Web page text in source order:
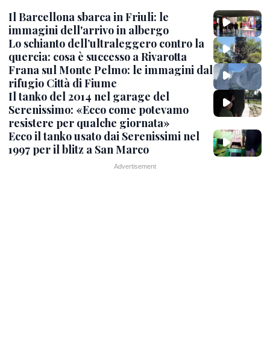
Il Barcellona sbarca in Friuli: le
immagini dell'arrivo in albergo
Lo schianto dell’ultraleggero contro la
quercia: cosa è successo a Rivarotta
Frana sul Monte Pelmo: le immagini dal
rifugio Città di Fiume
Il tanko del 2014 nel garage del
Serenissimo: «Ecco come potevamo
resistere per qualche giornata»
Ecco il tanko usato dai Serenissimi nel
1997 per il blitz a San Marco